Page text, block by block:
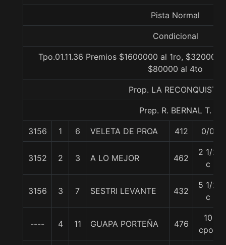
Pista Normal
Condicional
Tpo.01.11.36 Premios $1600000 al 1ro,
$80000 al 4to
Prop. LA RECONQUISTA
Prep. R. BERNAL T.
3156 1 6 VELETA DE PROA 412 0/0
3152 2 3 A LO MEJOR 462
2 1/2
c
3156 3 7 SESTRI LEVANTE 432
5 1/2
c
---- 4 11 GUAPA PORTEÑA 476
10
cpos